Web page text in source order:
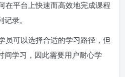
在平台上快速而高效地完成课程
录。
员可以选择合适的学习路径，但
间学习，因此需要用户耐心学